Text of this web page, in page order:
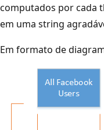
computados por cada
em uma string
Em formato de